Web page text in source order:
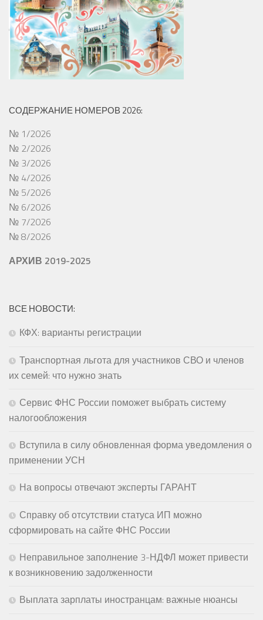
СОДЕРЖАНИЕ НОМЕРОВ 2026:
№ 1/2026
№ 2/2026
№ 3/2026
№ 4/2026
№ 5/2026
№ 6/2026
№ 7/2026
№ 8/2026
АРХИВ 2019-2025
ВСЕ НОВОСТИ:
КФХ: варианты регистрации
Транспортная льгота для участников СВО и членов
их семей: что нужно знать
Сервис ФНС России поможет выбрать систему
налогообложения
Вступила в силу обновленная форма уведомления о
применении УСН
На вопросы отвечают эксперты ГАРАНТ
Справку об отсутствии статуса ИП можно
сформировать на сайте ФНС России
Неправильное заполнение 3-НДФЛ может привести
к возникновению задолженности
Выплата зарплаты иностранцам: важные нюансы